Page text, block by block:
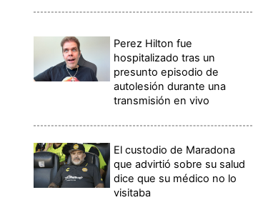
Perez Hilton fue
hospitalizado tras un
presunto episodio de
autolesión durante una
transmisión en vivo
El custodio de Maradona
que advirtió sobre su salud
dice que su médico no lo
visitaba